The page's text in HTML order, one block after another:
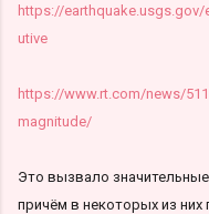
https://
utive
https://www.rt.com/news/
magnitude/
Это вызвало
причём в некоторых из